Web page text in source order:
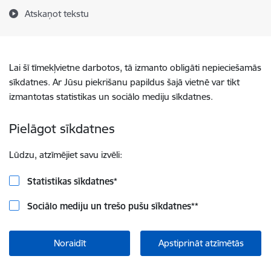
Atskaņot tekstu
Lai šī tīmekļvietne darbotos, tā izmanto obligāti nepieciešamās
sīkdatnes. Ar Jūsu piekrišanu papildus šajā vietnē var tikt
izmantotas statistikas un sociālo mediju sīkdatnes.
Pielāgot sīkdatnes
Lūdzu, atzīmējiet savu izvēli:
Statistikas sīkdatnes*
Sociālo mediju un trešo pušu sīkdatnes**
Noraidīt Apstiprināt atzīmētās